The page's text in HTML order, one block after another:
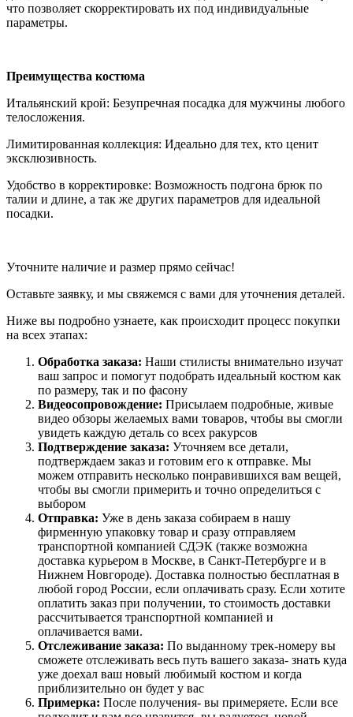
что позволяет скорректировать их под индивидуальные
параметры.
Преимущества костюма
Итальянский крой: Безупречная посадка для мужчины любого
телосложения.
Лимитированная коллекция: Идеально для тех, кто ценит
эксклюзивность.
Удобство в корректировке: Возможность подгона брюк по
талии и длине, а так же других параметров для идеальной
посадки.
Уточните наличие и размер прямо сейчас!
Оставьте заявку, и мы свяжемся с вами для уточнения деталей.
Ниже вы подробно узнаете, как происходит процесс покупки
на всех этапах:
Обработка заказа: Наши стилисты внимательно изучат
ваш запрос и помогут подобрать идеальный костюм как
по размеру, так и по фасону
Видеосопровождение: Присылаем подробные, живые
видео обзоры желаемых вами товаров, чтобы вы смогли
увидеть каждую деталь со всех ракурсов
Подтверждение заказа: Уточняем все детали,
подтверждаем заказ и готовим его к отправке. Мы
можем отправить несколько понравившихся вам вещей,
чтобы вы смогли примерить и точно определиться с
выбором
Отправка: Уже в день заказа собираем в нашу
фирменную упаковку товар и сразу отправляем
транспортной компанией СДЭК (также возможна
доставка курьером в Москве, в Санкт-Петербурге и в
Нижнем Новгороде). Доставка полностью бесплатная в
любой город России, если оплачивать сразу. Если хотите
оплатить заказ при получении, то стоимость доставки
рассчитывается транспортной компанией и
оплачивается вами.
Отслеживание заказа: По выданному трек-номеру вы
сможете отслеживать весь путь вашего заказа- знать куда
уже доехал ваш новый любимый костюм и когда
приблизительно он будет у вас
Примерка: После получения- вы примеряете. Если все